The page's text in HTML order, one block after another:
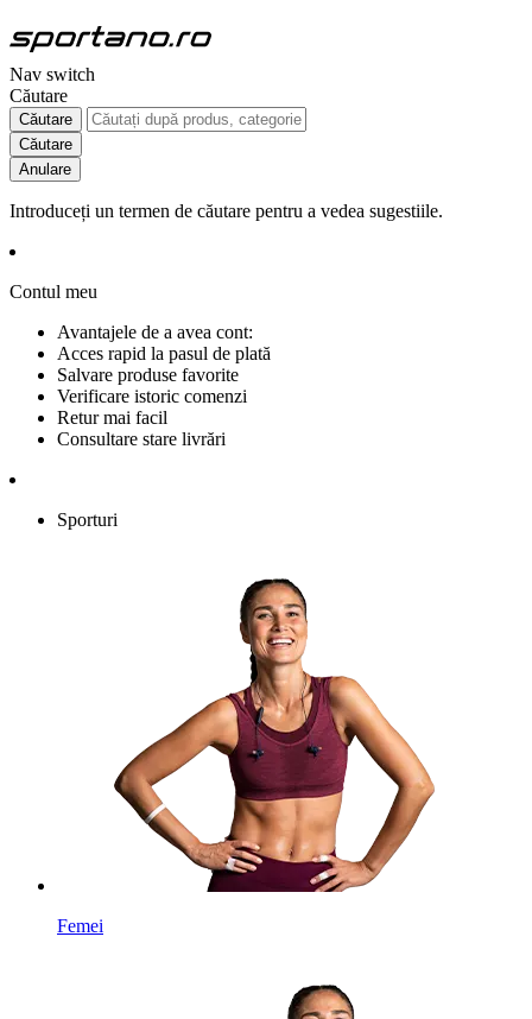
Nav switch
Căutare
Căutare
Căutare
Anulare
Introduceți un termen de căutare pentru a vedea sugestiile.
Contul meu
Avantajele de a avea cont:
Acces rapid la pasul de plată
Salvare produse favorite
Verificare istoric comenzi
Retur mai facil
Consultare stare livrări
Sporturi
Femei